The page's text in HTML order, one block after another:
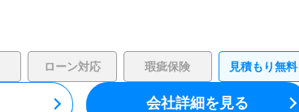
ローン対応 瑕疵保険 見積もり無料
会社詳細を見る